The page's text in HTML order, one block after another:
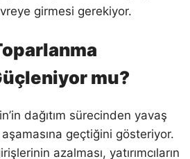
girmesi gerekiyor.
mu?
dağıtım sürecinden yavaş
geçtiğini gösteriyor.
azalması, yatırımcıların